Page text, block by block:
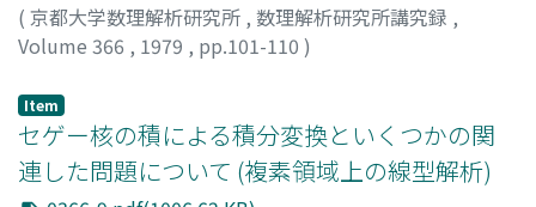
( 京都大学数理解析研究所 , 数理解析研究所講究録 ,
Volume 366 , 1979 , pp.101-110 )
Item
セゲー核の積による積分変換といくつかの関
連した問題について (複素領域上の線型解析)